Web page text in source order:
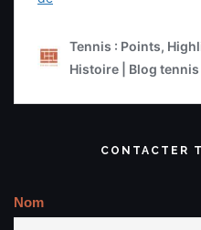
CONTACTER
Nom